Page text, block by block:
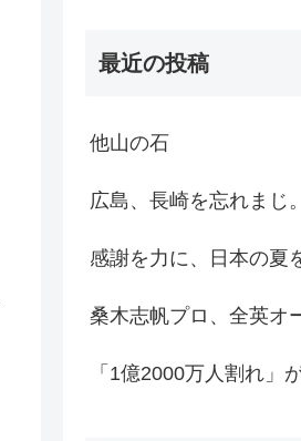
最近の投稿
他山の石
広島、長崎を忘れまじ。
感謝を力に、日本の夏
桑木志帆プロ、全英オ
「1億2000万人割れ」